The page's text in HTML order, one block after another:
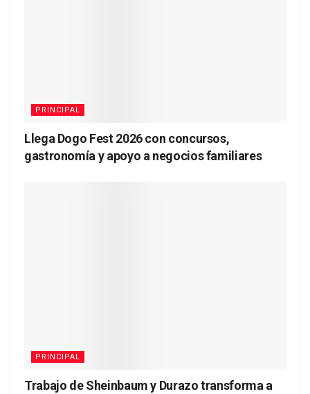
PRINCIPAL
Llega Dogo Fest 2026 con concursos,
gastronomía y apoyo a negocios familiares
PRINCIPAL
Trabajo de Sheinbaum y Durazo transforma a